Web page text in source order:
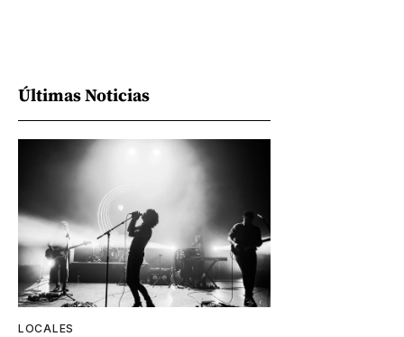
Últimas Noticias
LOCALES